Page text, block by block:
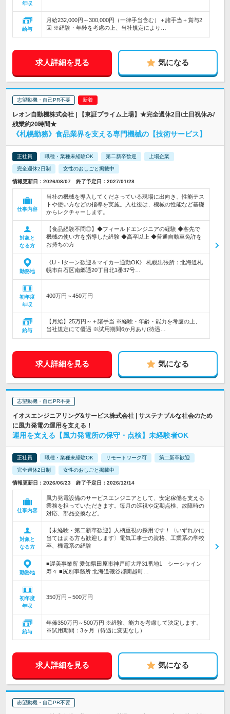
年収
給与
月給232,000円～300,000円（一律手当含む）＋諸手当＋賞与2
回 ※経験・年齢を考慮の上、当社規定により…
求人詳細を見る 気になる
志望動機・自己PR不要
レオン自動機株式会社 | 【東証プライム上場】★完全週休2日/土日祝休み/
残業約20時間★
《札幌勤務》食品業界を支える専門機械の【技術サービス】
正社員 職種・業種未経験OK 第二新卒歓迎 上場企業
完全週休2日制 女性のおしごと掲載中
情報更新日：2026/08/07 終了予定日：2027/01/28
仕事内容
当社の機械を導入してくださっている現場に出向き、性能テス
トや使い方などの指導を実施。入社後は、機械の性能など基礎
からレクチャーします。
対象と
なる方
【食品経験不問◎】◆フィールドエンジニアの経験 ◆客先で
機械の使い方を指導した経験 ◆高卒以上 ◆普通自動車免許を
お持ちの方
勤務地
《U・Iターン歓迎＆マイカー通勤OK》 札幌出張所：北海道札
幌市白石区南郷通20丁目北1番37号…
初年度
年収
400万円～450万円
給与
【月給】25万円～＋諸手当 ※経験・年齢・能力を考慮の上、
当社規定にて優遇 ※試用期間6か月あり(待遇…
求人詳細を見る 気になる
志望動機・自己PR不要
イオスエンジニアリング&サービス株式会社 | サステナブルな社会のため
に風力発電の運用を支える！
運用を支える【風力発電所の保守・点検】未経験者OK
正社員 職種・業種未経験OK リモートワーク可 第二新卒歓迎
完全週休2日制 女性のおしごと掲載中
情報更新日：2026/06/23 終了予定日：2026/12/14
仕事内容
風力発電設備のサービスエンジニアとして、安定稼働を支える
業務を担っていただきます。毎月の巡視や定期点検、故障時の
対応、部品交換など。
対象と
なる方
【未経験・第二新卒歓迎】人柄重視の採用です！〈いずれかに
当てはまる方も歓迎します〉電気工事士の資格、工業系の学校
卒、機電系の経験
勤務地
■渥美事業所 愛知県田原市神戸町大坪31番地1 シーシャイン
寿々 ■尻別事務所 北海道磯谷郡蘭越町…
初年度
年収
350万円～500万円
給与
年俸350万円～500万円 ※経験、能力を考慮して決定します。
※試用期間：3ヶ月（待遇に変更なし）
求人詳細を見る 気になる
志望動機・自己PR不要